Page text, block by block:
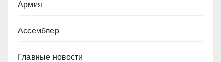
Армия
Ассемблер
Главные новости